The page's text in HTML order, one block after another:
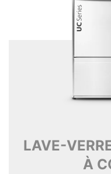
LAVE-
À